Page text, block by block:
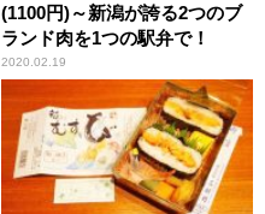
(1100円)～新潟が誇る2つのブ
ランド肉を1つの駅弁で！
2020.02.19